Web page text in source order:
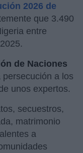
2026 de
que 3.490
entre
de Naciones
a los
unos expertos.
secuestros,
matrimonio
a